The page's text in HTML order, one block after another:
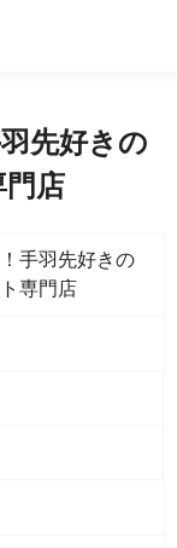
先好きの
店
手羽先好きの
専門店